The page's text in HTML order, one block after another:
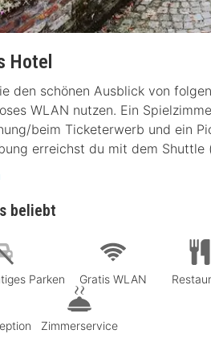
Hotel
den schönen Ausblick von
WLAN nutzen. Ein
beim Ticketerwerb und ein
erreichst du mit dem Shuttle
beliebt
Parken Gratis WLAN
Zimmerservice